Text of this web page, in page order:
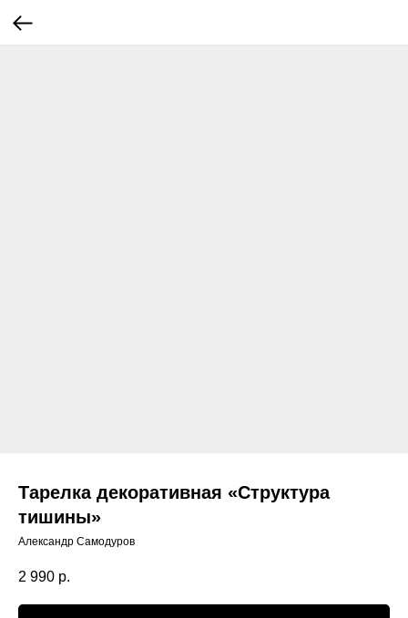
Тарелка декоративная «Структура
тишины»
Александр Самодуров
2 990 р.